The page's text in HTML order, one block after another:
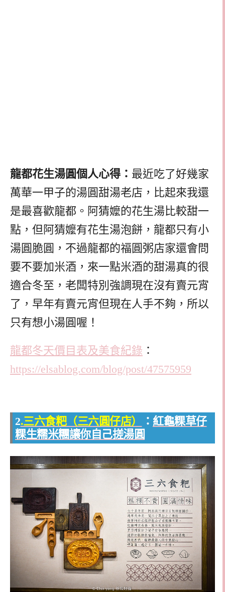
龍都花生湯圓個人心得： 最近吃了好幾家
萬華一甲子的湯圓甜湯老店，比起來我還
是最喜歡龍都。阿猜嬤的花生湯比較甜一
點，但阿猜嬤有花生湯泡餅，龍都只有小
湯圓脆圓，不過龍都的福圓粥店家還會問
要不要加米酒，來一點米酒的甜湯真的很
適合冬至，老闆特別強調現在沒有賣元宵
了，早年有賣元宵但現在人手不夠，所以
只有想小湯圓喔！
龍都冬天價目表及美食紀錄 ：
https://elsablog.com/blog/post/47575959
2.三六食粑（三六圓仔店） ： 紅龜粿草仔
粿生糯米糰讓你自己搓湯圓